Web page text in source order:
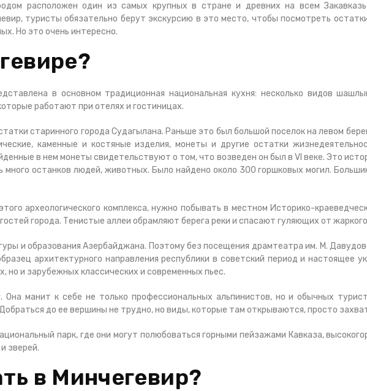
расположен один из самых крупных в стране и древних на всем
туристы обязательно берут экскурсию в это место, чтобы посмотреть
Но это очень интересно.
в основном традиционная национальная кухня: несколько видов
работают при отелях и гостиницах.
старинного города Судагылана. Раньше это был большой поселок на левом
каменные и костяные изделия, монеты и другие остатки
в нем монеты свидетельствуют о том, что возведен он был в VI веке. Это
много останков людей, животных. Было найдено около 300 горшковых могил.
археологического комплекса, нужно побывать в местном Историко-
города. Тенистые аллеи обрамляют берега реки и спасают гуляющих от
и образования Азербайджана. Поэтому без посещения драмтеатра им. М.
архитектурного направления республики в советский период и настоящее
но и зарубежных классических и современных пьес.
Она манит к себе не только профессиональных альпинистов, но и обычных
до ее вершины не трудно, но виды, которые там открываются, просто
парк, где они могут полюбоваться горными пейзажами Кавказа,
зверей.
в Минчегевир?